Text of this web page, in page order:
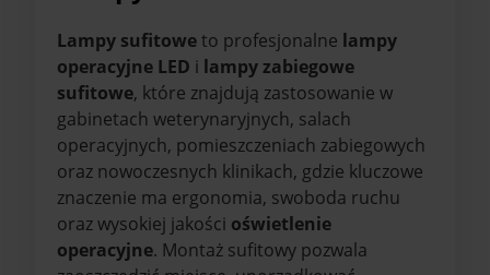
Lampy sufitoweto profesjonalne lampy
operacyjne LED i lampy zabiegowe
sufitowe, które znajdują zastosowanie w
gabinetach weterynaryjnych, salach
operacyjnych, pomieszczeniach zabiegowych
oraz nowoczesnych klinikach, gdzie kluczowe
znaczenie ma ergonomia, swoboda ruchu
oraz wysokiej jakości oświetlenie
operacyjne. Montaż sufitowy pozwala